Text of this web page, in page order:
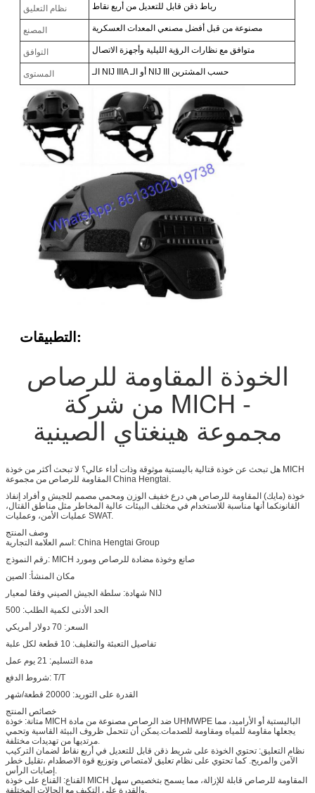
نظام التعليق رباط ذقن قابل للتعديل من أربع نقاط
المصنع مصنوعة من قبل أفضل مصنعي المعدات العسكرية
التوافق متوافق مع نظارات الرؤية الليلية وأجهزة الاتصال
المستوى الـ NIJ IIIA أو الـ NIJ III حسب المشترين
التطبيقات:
الخوذة المقاومة للرصاص
من شركة MICH -
مجموعة هينغتاي الصينية
هل تبحث عن خوذة قتالية باليستية موثوقة وذات أداء عالي؟ لا تبحث أكثر من خوذة MICH
المقاومة للرصاص من مجموعة China Hengtai.
خوذة (مايك) المقاومة للرصاص هي درع خفيف الوزن ومحمي مصمم للجيش و أفراد إنفاذ
القانونكما أنها مناسبة للاستخدام في مختلف البيئات عالية المخاطر مثل مناطق القتال،
عمليات الأمن، وعمليات SWAT.
وصف المنتج
اسم العلامة التجارية: China Hengtai Group
رقم النموذج: MICH صانع وخوذة مضادة للرصاص ومورد
مكان المنشأ: الصين
شهادة: سلطة الجيش الصيني وفقا لمعيار NIJ
الحد الأدنى لكمية الطلب: 500
السعر: 70 دولار أمريكي
تفاصيل التعبئة والتغليف: 10 قطعة لكل علبة
مدة التسليم: 21 يوم عمل
شروط الدفع: T/T
القدرة على التوريد: 20000 قطعة/شهر
خصائص المنتج
متانة: خوذة MICH ضد الرصاص مصنوعة من مادة UHMWPE الباليستية أو الأراميد، مما
يجعلها مقاومة للمياه ومقاومة للصدمات.يمكن أن تتحمل ظروف البيئة القاسية وتحمي
نظام التعليق: تحتوي الخوذة على شريط ذقن قابل للتعديل في أربع نقاط لضمان التركيب
الآمن والمريح. كما تحتوي على نظام تعليق لامتصاص وتوزيع قوة الاصطدام ،تقليل خطر
القناع: القناع على خوذة MICH المقاومة للرصاص قابلة للإزالة، مما يسمح بتخصيص سهل